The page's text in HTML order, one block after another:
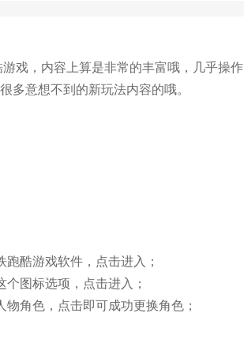
戏，内容上算是非常的丰富哦，几乎操作
多意想不到的新玩法内容的哦。
酷游戏软件，点击进入；
图标选项，点击进入；
角色，点击即可成功更换角色；